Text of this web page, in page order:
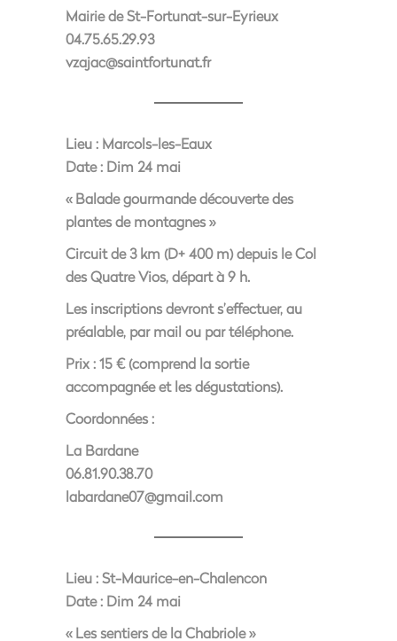
Mairie de St-Fortunat-sur-Eyrieux
04.75.65.29.93
vzajac@saintfortunat.fr
Lieu : Marcols-les-Eaux
Date : Dim 24 mai
« Balade gourmande découverte des
plantes de montagnes »
Circuit de 3 km (D+ 400 m) depuis le Col
des Quatre Vios, départ à 9 h.
Les inscriptions devront s’effectuer, au
préalable, par mail ou par téléphone.
Prix : 15 € (comprend la sortie
accompagnée et les dégustations).
Coordonnées :
La Bardane
06.81.90.38.70
labardane07@gmail.com
Lieu :St-Maurice-en-Chalencon
Date : Dim 24 mai
« Les sentiers de la Chabriole »